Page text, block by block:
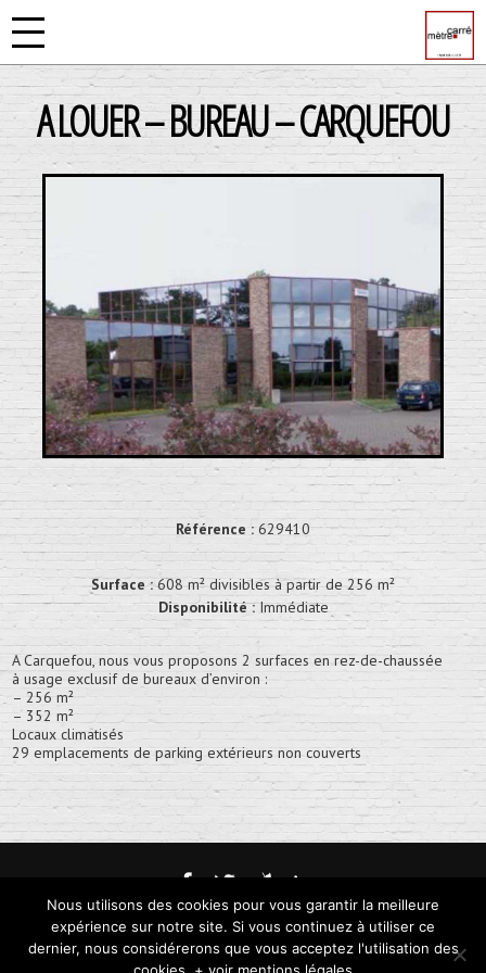
A LOUER – BUREAU – CARQUEFOU
Référence : 629410
Surface :608 m² divisibles à partir de 256 m²
Disponibilité :Immédiate
A Carquefou, nous vous proposons 2 surfaces en rez-de-chaussée
à usage exclusif de bureaux d’environ :
– 256 m²
– 352 m²
Locaux climatisés
29 emplacements de parking extérieurs non couverts
Mentions Légales
Mètre Carré, immobilier d'entreprise • 50 boulevard Henry Orrion • 44000 Nantes •
Nous utilisons des cookies pour vous garantir la meilleure
expérience sur notre site. Si vous continuez à utiliser ce
dernier, nous considérerons que vous acceptez l'utilisation des